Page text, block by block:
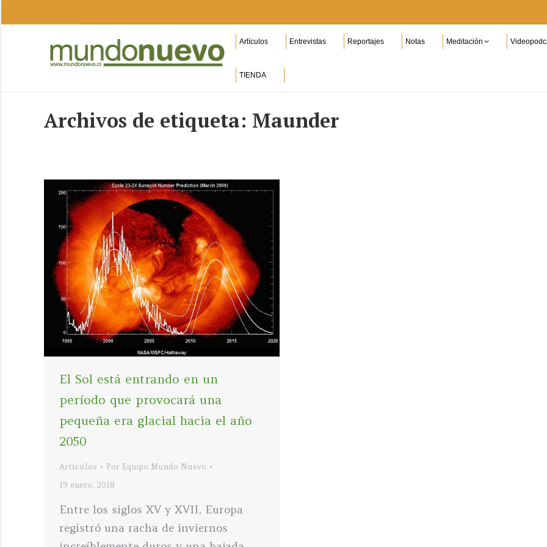
Artículos Entrevistas Reportajes Notas Meditación
TIENDA
Archivos de etiqueta: Maunder
El Sol está entrando en un
período que provocará una
pequeña era glacial hacia el año
2050
Artículos Por Equipo Mundo Nuevo
19 enero, 2018
Entre los siglos XV y XVII, Europa
registró una racha de inviernos